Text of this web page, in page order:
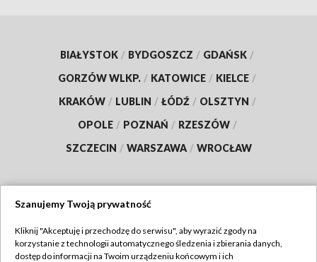
BIAŁYSTOK / BYDGOSZCZ / GDAŃSK /
GORZÓW WLKP. / KATOWICE / KIELCE /
KRAKÓW / LUBLIN / ŁÓDŹ / OLSZTYN /
OPOLE / POZNAŃ / RZESZÓW /
SZCZECIN / WARSZAWA / WROCŁAW
TVP
Szanujemy Twoją prywatność
Kliknij "Akceptuję i przechodzę do serwisu", aby wyrazić zgody na
korzystanie z technologii automatycznego śledzenia i zbierania danych,
dostęp do informacji na Twoim urządzeniu końcowym i ich